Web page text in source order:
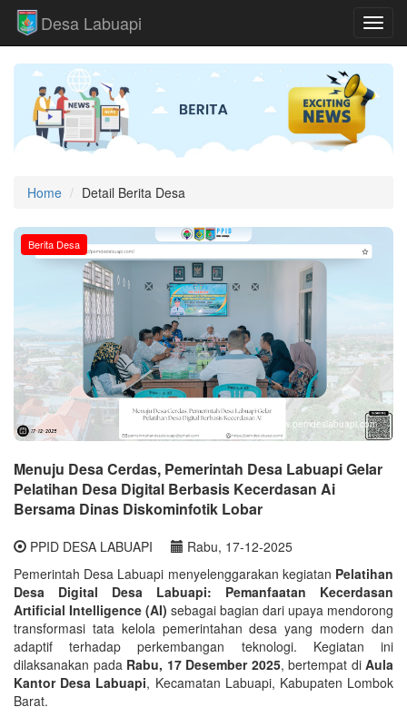
Desa Labuapi
Home Detail Berita Desa
www.pemdeslabuapi.com
Berita Desa
Menuju Desa Cerdas, Pemerintah Desa Labuapi Gelar
Pelatihan Desa Digital Berbasis Kecerdasan Ai
Bersama Dinas Diskominfotik Lobar
PPID DESA LABUAPI
Rabu, 17-12-2025
Pemerintah Desa Labuapi menyelenggarakan kegiatan Pelatihan
Desa Digital Desa Labuapi: Pemanfaatan Kecerdasan
Artificial Intelligence (AI) sebagai bagian dari upaya mendorong
transformasi tata kelola pemerintahan desa yang modern dan
adaptif terhadap perkembangan teknologi. Kegiatan ini
dilaksanakan pada Rabu, 17 Desember 2025, bertempat di Aula
Kantor Desa Labuapi, Kecamatan Labuapi, Kabupaten Lombok
Barat.